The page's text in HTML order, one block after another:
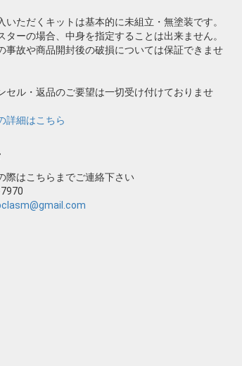
いただくキットは基本的に未組立・無塗装です。
ターの場合、中身を指定することは出来ません。
事故や商品開封後の破損については保証できませ
セル・返品のご要望は一切受け付けておりませ
詳細はこちら
際はこちらまでご連絡下さい